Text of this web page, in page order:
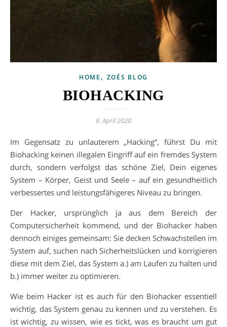
HOME , ZOÉS BLOG
BIOHACKING
6. April 2020
Im Gegensatz zu unlauterem „Hacking“, führst Du mit
Biohacking keinen illegalen Eingriff auf ein fremdes System
durch, sondern verfolgst das schöne Ziel, Dein eigenes
System – Körper, Geist und Seele – auf ein gesundheitlich
verbessertes und leistungsfähigeres Niveau zu bringen.
Der Hacker, ursprünglich ja aus dem Bereich der
Computersicherheit kommend, und der Biohacker haben
dennoch einiges gemeinsam: Sie decken Schwachstellen im
System auf, suchen nach Sicherheitslücken und korrigieren
diese mit dem Ziel, das System a.) am Laufen zu halten und
b.) immer weiter zu optimieren.
Wie beim Hacker ist es auch für den Biohacker essentiell
wichtig, das System genau zu kennen und zu verstehen. Es
ist wichtig, zu wissen, wie es tickt, was es braucht um gut